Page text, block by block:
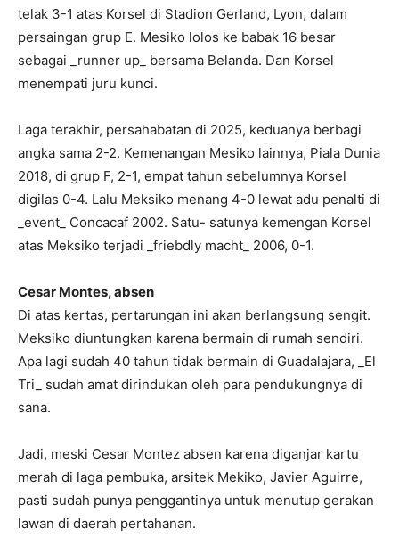
telak 3-1 atas Korsel di Stadion Gerland, Lyon, dalam
persaingan grup E. Mesiko lolos ke babak 16 besar
sebagai _runner up_ bersama Belanda. Dan Korsel
menempati juru kunci.
Laga terakhir, persahabatan di 2025, keduanya berbagi
angka sama 2-2. Kemenangan Mesiko lainnya, Piala Dunia
2018, di grup F, 2-1, empat tahun sebelumnya Korsel
digilas 0-4. Lalu Meksiko menang 4-0 lewat adu penalti di
_event_ Concacaf 2002. Satu- satunya kemengan Korsel
atas Meksiko terjadi _friebdly macht_ 2006, 0-1.
Cesar Montes, absen
Di atas kertas, pertarungan ini akan berlangsung sengit.
Meksiko diuntungkan karena bermain di rumah sendiri.
Apa lagi sudah 40 tahun tidak bermain di Guadalajara, _El
Tri_ sudah amat dirindukan oleh para pendukungnya di
sana.
Jadi, meski Cesar Montez absen karena diganjar kartu
merah di laga pembuka, arsitek Mekiko, Javier Aguirre,
pasti sudah punya penggantinya untuk menutup gerakan
lawan di daerah pertahanan.